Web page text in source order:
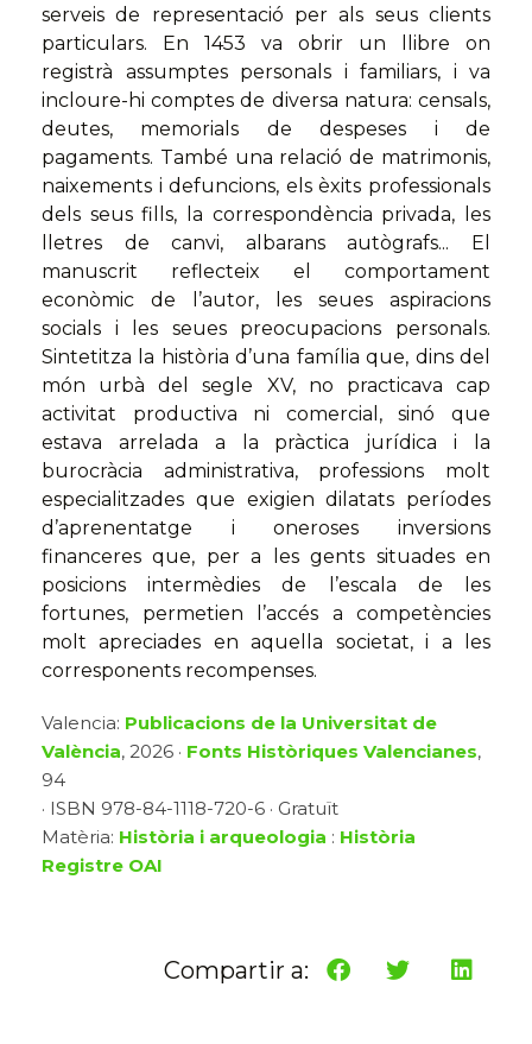
serveis de representació per als seus clients
particulars. En 1453 va obrir un llibre on
registrà assumptes personals i familiars, i va
incloure-hi comptes de diversa natura: censals,
deutes, memorials de despeses i de
pagaments. També una relació de matrimonis,
naixements i defuncions, els èxits professionals
dels seus fills, la correspondència privada, les
lletres de canvi, albarans autògrafs... El
manuscrit reflecteix el comportament
econòmic de l’autor, les seues aspiracions
socials i les seues preocupacions personals.
Sintetitza la història d’una família que, dins del
món urbà del segle XV, no practicava cap
activitat productiva ni comercial, sinó que
estava arrelada a la pràctica jurídica i la
burocràcia administrativa, professions molt
especialitzades que exigien dilatats períodes
d’aprenentatge i oneroses inversions
financeres que, per a les gents situades en
posicions intermèdies de l’escala de les
fortunes, permetien l’accés a competències
molt apreciades en aquella societat, i a les
corresponents recompenses.
Valencia: Publicacions de la Universitat de
València, 2026 · Fonts Històriques Valencianes,
94
· ISBN 978-84-1118-720-6 · Gratuït
Matèria: Història i arqueologia : Història
Registre OAI
Compartir a: